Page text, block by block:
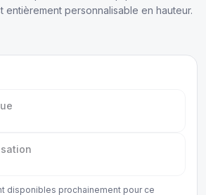
entièrement personnalisable en hauteur.
disponibles prochainement pour ce